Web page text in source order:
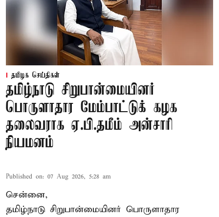
தமிழக செய்திகள்
தமிழ்நாடு சிறுபான்மையினர்
பொருளாதார மேம்பாட்டுக் கழக
தலைவராக ஏ.பி.தமீம் அன்சாரி
நியமனம்
Published on: 07 Aug 2026, 5:28 am
சென்னை,
தமிழ்நாடு சிறுபான்மையினர் பொருளாதார